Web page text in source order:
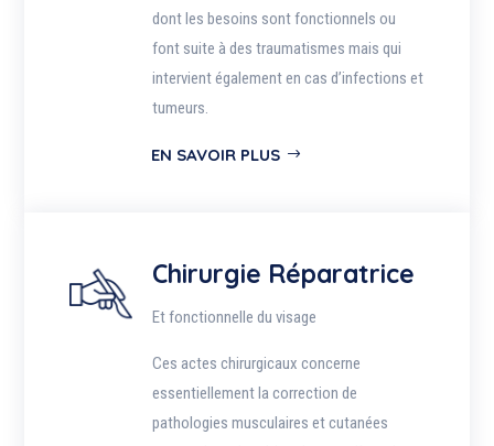
dont les besoins sont fonctionnels ou
font suite à des traumatismes mais qui
intervient également en cas d’infections et
tumeurs.
EN SAVOIR PLUS
Chirurgie Réparatrice
Et fonctionnelle du visage
Ces actes chirurgicaux concerne
essentiellement la correction de
pathologies musculaires et cutanées